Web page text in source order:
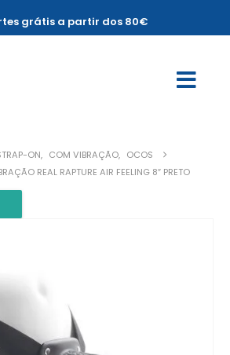
grátis a partir dos 80€
ON, COM VIBRAÇÃO, OCOS
REAL RAPTURE AIR FEELING 8″ PRETO